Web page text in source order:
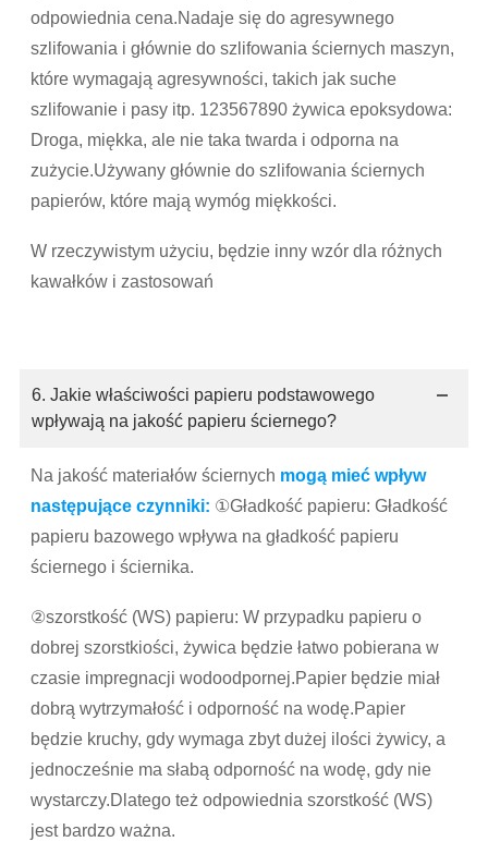
odpowiednia cena.Nadaje się do agresywnego
szlifowania i głównie do szlifowania ściernych maszyn,
które wymagają agresywności, takich jak suche
szlifowanie i pasy itp. 123567890 żywica epoksydowa:
Droga, miękka, ale nie taka twarda i odporna na
zużycie.Używany głównie do szlifowania ściernych
papierów, które mają wymóg miękkości.
W rzeczywistym użyciu, będzie inny wzór dla różnych
kawałków i zastosowań
6. Jakie właściwości papieru podstawowego
wpływają na jakość papieru ściernego?
Na jakość materiałów ściernych mogą mieć wpływ
następujące czynniki: ①Gładkość papieru: Gładkość
papieru bazowego wpływa na gładkość papieru
ściernego i ściernika.
②szorstkość (WS) papieru: W przypadku papieru o
dobrej szorstkiości, żywica będzie łatwo pobierana w
czasie impregnacji wodoodpornej.Papier będzie miał
dobrą wytrzymałość i odporność na wodę.Papier
będzie kruchy, gdy wymaga zbyt dużej ilości żywicy, a
jednocześnie ma słabą odporność na wodę, gdy nie
wystarczy.Dlatego też odpowiednia szorstkość (WS)
jest bardzo ważna.